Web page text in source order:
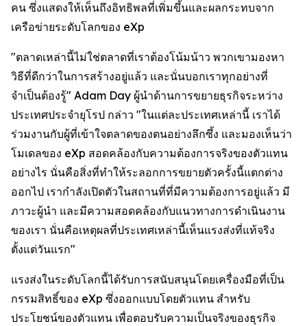
คน ซึ่งแสดงให้เห็นถึงอิทธิพลที่เพิ่มขึ้นและผลกระทบจาก
เครือข่ายระดับโลกของ eXp
"ตลาดเหล่านี้ไม่ใช่ตลาดที่เราต้องโน้มน้าว พวกเขามองหา
วิธีที่ดีกว่าในการสร้างอยู่แล้ว และนั่นบอกเราทุกอย่างที่
จำเป็นต้องรู้" Adam Day ผู้นำด้านการขยายธุรกิจระหว่าง
ประเทศประจำยุโรป กล่าว "ในแต่ละประเทศเหล่านี้ เราได้
ร่วมงานกับผู้ที่เข้าใจตลาดของตนอย่างลึกซึ้ง และมองเห็นว่า
โมเดลของ eXp สอดคล้องกับความต้องการจริงของตัวแทน
อย่างไร นั่นคือสิ่งที่ทำให้ระลอกการขยายตัวครั้งนี้แตกต่าง
ออกไป เรากำลังเปิดตัวในสถานที่ที่มีความต้องการอยู่แล้ว มี
ภาวะผู้นำ และมีความสอดคล้องกับแนวทางการดำเนินงาน
ของเรา นั่นคือเหตุผลที่ประเทศเหล่านี้เห็นแรงส่งที่แท้จริง
ตั้งแต่วันแรก"
แรงส่งในระดับโลกนี้ได้รับการสนับสนุนโดยเครื่องมือที่เป็น
กรรมสิทธิ์ของ eXp ซึ่งออกแบบโดยตัวแทน สำหรับ
ประโยชน์ของตัวแทน เพื่อตอบรับความเป็นจริงของธุรกิจ